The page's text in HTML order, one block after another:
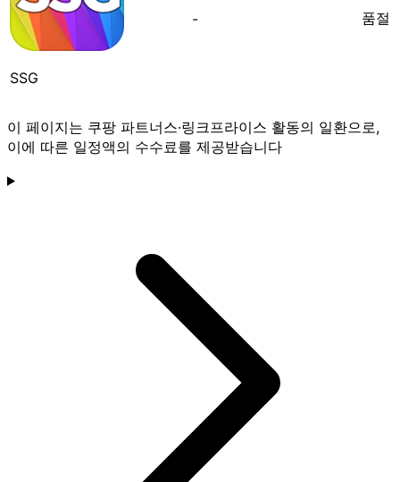
SSG
- 품절
이 페이지는 쿠팡 파트너스·링크프라이스 활동의 일환으로,
이에 따른 일정액의 수수료를 제공받습니다